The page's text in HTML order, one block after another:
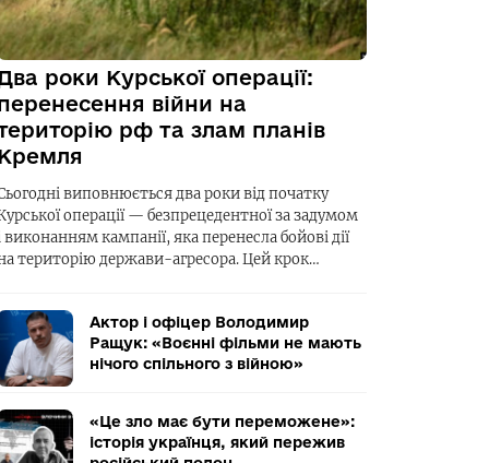
роки Курської операції:
війни на
рф та злам планів
виповнюється два роки від початку
операції — безпрецедентної за задумом
виконанням кампанії, яка перенесла бойові дії
територію держави-агресора. Цей крок…
Актор і офіцер Володимир
Ращук: «Воєнні фільми не мають
нічого спільного з війною»
«Це зло має бути переможене»:
історія українця, який пережив